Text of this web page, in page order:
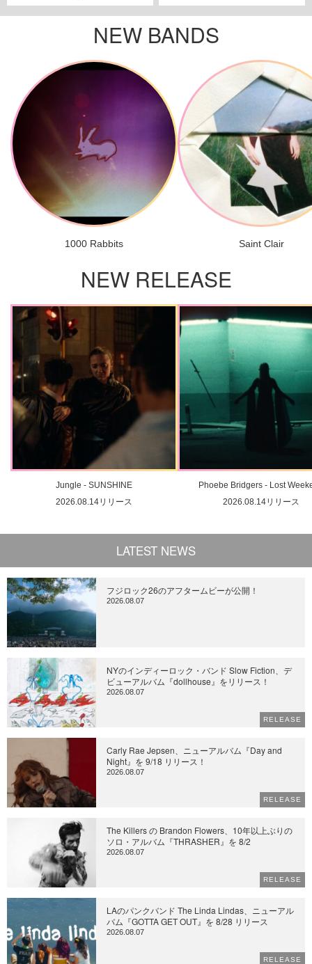
NEW BANDS
1000 Rabbits Saint Clair
NEW RELEASE
Jungle - SUNSHINE
2026.08.14リリース
Phoebe Bridgers - Lost
2026.08.14リリース
LATEST NEWS
フジロック26のアフタームビーが公開！
2026.08.07
NYのインディーロック・バンド Slow Fiction、デ
ビューアルバム『dollhouse』をリリース！
2026.08.07
RELEASE
Carly Rae Jepsen、ニューアルバム『Day and
Night』を 9/18 リリース！
2026.08.07
RELEASE
The Killers の Brandon Flowers、10年以上ぶりの
ソロ・アルバム『THRASHER』を 8/2
2026.08.07
RELEASE
LAのパンクバンド The Linda Lindas、ニューアル
バム『GOTTA GET OUT』を 8/28 リリース
2026.08.07
RELEASE